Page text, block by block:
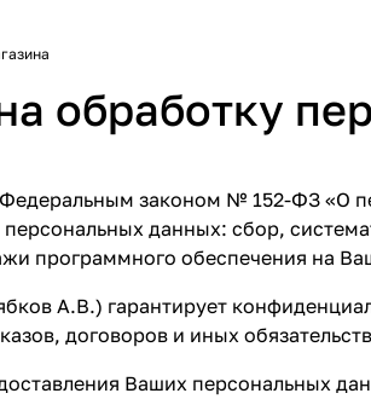
обработку
законом № 152-ФЗ «О
данных: сбор,
программного обеспечения на
А.В.) гарантирует
договоров и иных
Ваших персональных